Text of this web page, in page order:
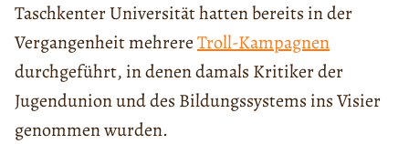
Taschkenter Universität hatten bereits in der
Vergangenheit mehrereTroll-Kampagnen
durchgeführt, in denen damals Kritiker der
Jugendunion und des Bildungssystems ins Visier
genommen wurden.